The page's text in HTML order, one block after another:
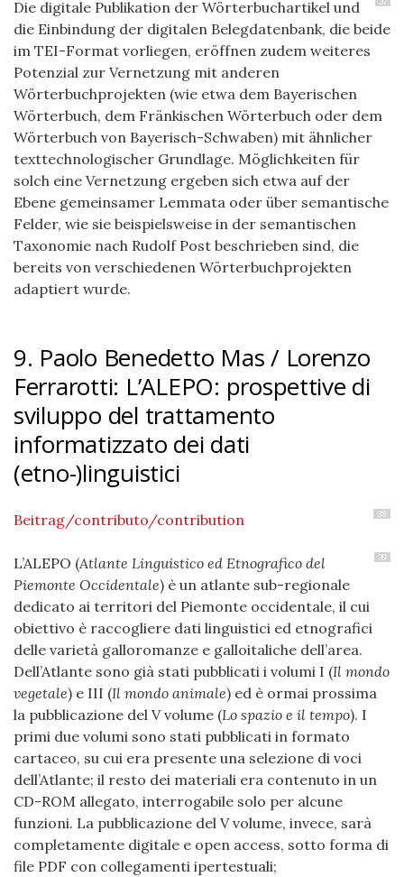
Die digitale Publikation der Wörterbuchartikel und
die Einbindung der digitalen Belegdatenbank, die beide
im TEI-Format vorliegen, eröffnen zudem weiteres
Potenzial zur Vernetzung mit anderen
Wörterbuchprojekten (wie etwa dem Bayerischen
Wörterbuch, dem Fränkischen Wörterbuch oder dem
Wörterbuch von Bayerisch-Schwaben) mit ähnlicher
texttechnologischer Grundlage. Möglichkeiten für
solch eine Vernetzung ergeben sich etwa auf der
Ebene gemeinsamer Lemmata oder über semantische
Felder, wie sie beispielsweise in der semantischen
Taxonomie nach Rudolf Post beschrieben sind, die
bereits von verschiedenen Wörterbuchprojekten
adaptiert wurde.
9. Paolo Benedetto Mas / Lorenzo
Ferrarotti: L’ALEPO: prospettive di
sviluppo del trattamento
informatizzato dei dati
(etno-)linguistici
38
Beitrag/contributo/contribution
39
L’ALEPO (Atlante Linguistico ed Etnografico del
Piemonte Occidentale) è un atlante sub-regionale
dedicato ai territori del Piemonte occidentale, il cui
obiettivo è raccogliere dati linguistici ed etnografici
delle varietà galloromanze e galloitaliche dell’area.
Dell’Atlante sono già stati pubblicati i volumi I (Il mondo
vegetale) e III (Il mondo animale) ed è ormai prossima
la pubblicazione del V volume (Lo spazio e il tempo). I
primi due volumi sono stati pubblicati in formato
cartaceo, su cui era presente una selezione di voci
dell’Atlante; il resto dei materiali era contenuto in un
CD-ROM allegato, interrogabile solo per alcune
funzioni. La pubblicazione del V volume, invece, sarà
completamente digitale e open access, sotto forma di
file PDF con collegamenti ipertestuali;